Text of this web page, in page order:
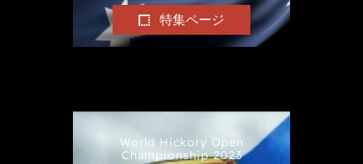
特集ページ
World Hickory Open
Championship 2023